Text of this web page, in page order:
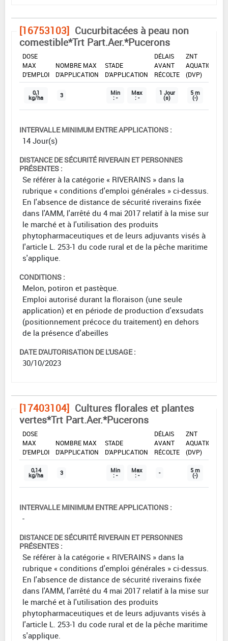
[16753103] Cucurbitacées à peau non
comestible*Trt Part.Aer.*Pucerons
DOSE
MAX
D'EMPLOI
NOMBRE MAX
D'APPLICATION
STADE
D'APPLICATION
DÉLAIS
AVANT
RÉCOLTE
ZNT
AQUATIQUE
(DVP)
0,1
kg/ha 3 Min
: -
Max
: -
1 Jour
(s)
5 m
(-)
INTERVALLE MINIMUM ENTRE APPLICATIONS :
14 Jour(s)
DISTANCE DE SÉCURITÉ RIVERAIN ET PERSONNES
PRÉSENTES :
Se référer à la catégorie « RIVERAINS » dans la
rubrique « conditions d'emploi générales » ci-dessus.
En l'absence de distance de sécurité riverains fixée
dans l'AMM, l'arrêté du 4 mai 2017 relatif à la mise sur
le marché et à l'utilisation des produits
phytopharmaceutiques et de leurs adjuvants visés à
l'article L. 253-1 du code rural et de la pêche maritime
s'applique.
CONDITIONS :
Melon, potiron et pastèque.
Emploi autorisé durant la floraison (une seule
application) et en période de production d'exsudats
(positionnement précoce du traitement) en dehors
de la présence d'abeilles
DATE D'AUTORISATION DE L'USAGE :
30/10/2023
[17403104] Cultures florales et plantes
vertes*Trt Part.Aer.*Pucerons
DOSE
MAX
D'EMPLOI
NOMBRE MAX
D'APPLICATION
STADE
D'APPLICATION
DÉLAIS
AVANT
RÉCOLTE
ZNT
AQUATIQUE
(DVP)
0,14
kg/ha 3 Min
: -
Max
: - - 5 m
(-)
INTERVALLE MINIMUM ENTRE APPLICATIONS :
-
DISTANCE DE SÉCURITÉ RIVERAIN ET PERSONNES
PRÉSENTES :
Se référer à la catégorie « RIVERAINS » dans la
rubrique « conditions d'emploi générales » ci-dessus.
En l'absence de distance de sécurité riverains fixée
dans l'AMM, l'arrêté du 4 mai 2017 relatif à la mise sur
le marché et à l'utilisation des produits
phytopharmaceutiques et de leurs adjuvants visés à
l'article L. 253-1 du code rural et de la pêche maritime
s'applique.